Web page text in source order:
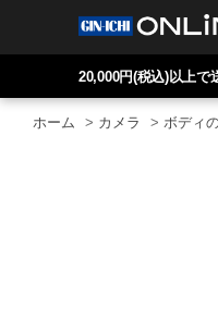
20,000円(税込)以上で
ホーム > カメラ > ボディ